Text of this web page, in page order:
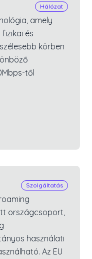
Hálózat
amely
és
körben
től
Szolgáltatás
országcsoport,
használati
Az EU